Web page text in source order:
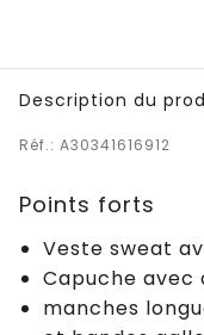
Description du
Réf.: A30341616912
Points forts
Veste sweat
Capuche avec
manches